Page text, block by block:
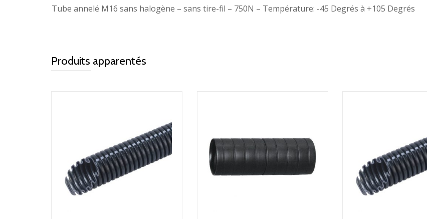
Tube annelé M16 sans halogène – sans tire-fil – 750N – Température: -45 Degrés à +105 Degrés
Produits apparentés